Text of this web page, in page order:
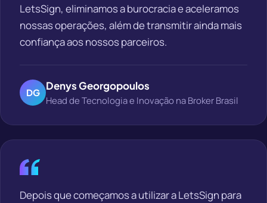
LetsSign, eliminamos a burocracia e aceleramos
nossas operações, além de transmitir ainda mais
confiança aos nossos parceiros.
DG
Denys Georgopoulos
Head de Tecnologia e Inovação na Broker Brasil
Depois que começamos a utilizar a LetsSign para